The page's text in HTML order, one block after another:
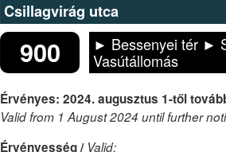
Csillagvirág utca
900
► Bessenyei tér ►
Vasútállomás
Érvényes: 2024. augusztus 1-től
Valid from 1 August 2024 until further
Érvényesség / Valid: